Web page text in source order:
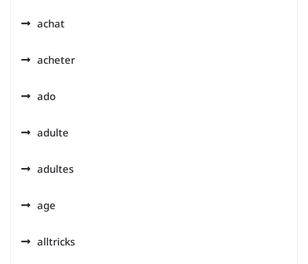
achat
acheter
ado
adulte
adultes
age
alltricks